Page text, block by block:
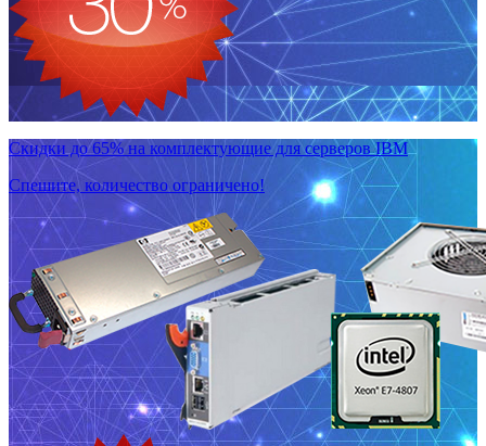
Скидки до 65% на комплектующие для серверов IBM
Спешите, количество ограничено!